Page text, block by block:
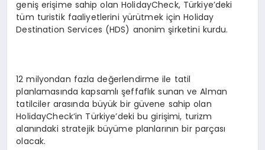
geniş erişime sahip olan HolidayCheck, Türkiye’deki
tüm turistik faaliyetlerini yürütmek için Holiday
Destination Services (HDS) anonim şirketini kurdu.
12 milyondan fazla değerlendirme ile tatil
planlamasında kapsamlı şeffaflık sunan ve Alman
tatilciler arasında büyük bir güvene sahip olan
HolidayCheck‘in Türkiye’deki bu girişimi, turizm
alanındaki stratejik büyüme planlarının bir parçası
olacak.